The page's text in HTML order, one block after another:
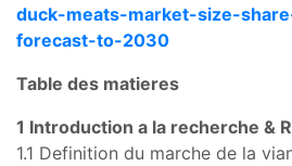
duck-meats-market-size-
forecast-to-2030
Table des matieres
1 Introduction a la recherche &
1.1 Definition du marche de la